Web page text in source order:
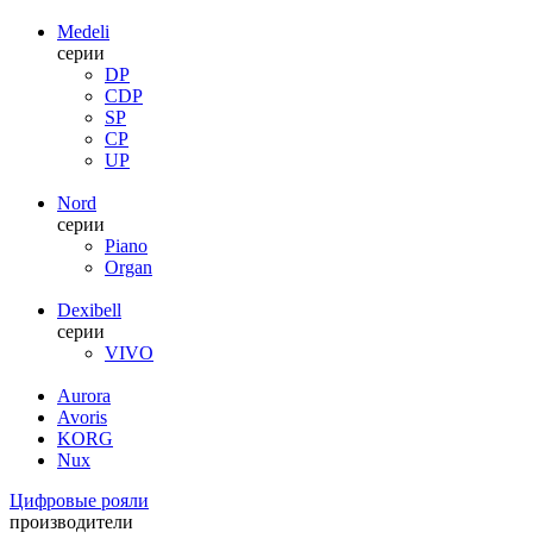
Medeli
серии
DP
CDP
SP
CP
UP
Nord
серии
Piano
Organ
Dexibell
серии
VIVO
Aurora
Avoris
KORG
Nux
Цифровые рояли
производители